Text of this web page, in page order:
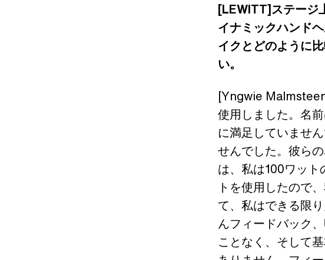
[LEWITT]ステージ
イナミックハンド
イクとどのように
い。
[Yngwie
使用しました。名
に満足していませ
せんでした。彼ら
は、私は100ワッ
トを使用したので
て、私はできる限
んフィードバック
ことなく、そして